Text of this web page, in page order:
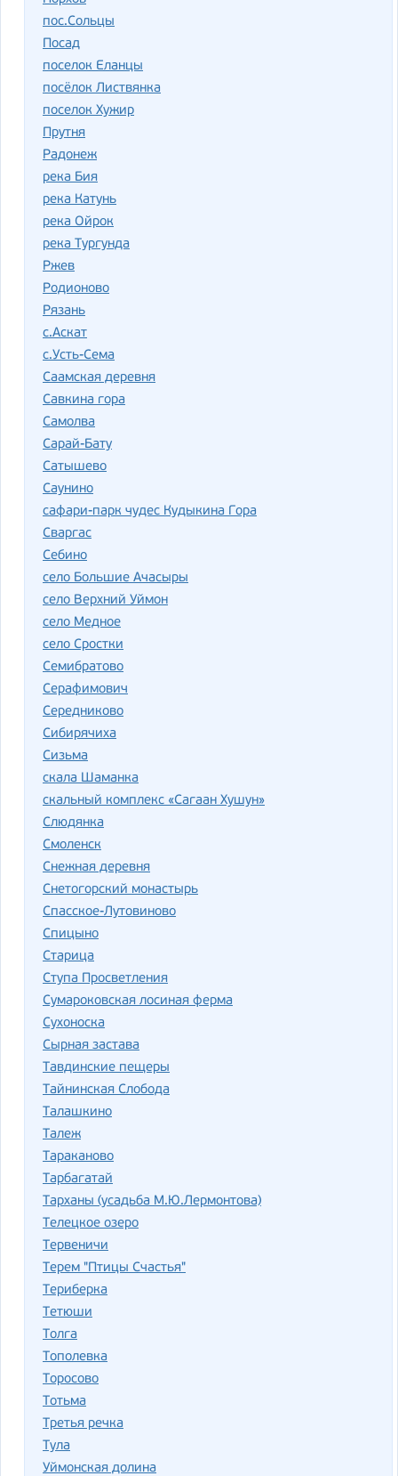
пос.Сольцы
Посад
поселок Еланцы
посёлок Листвянка
поселок Хужир
Прутня
Радонеж
река Бия
река Катунь
река Ойрок
река Тургунда
Ржев
Родионово
Рязань
с.Аскат
с.Усть-Сема
Саамская деревня
Савкина гора
Самолва
Сарай-Бату
Сатышево
Саунино
сафари-парк чудес Кудыкина Гора
Сваргас
Себино
село Большие Ачасыры
село Верхний Уймон
село Медное
село Сростки
Семибратово
Серафимович
Середниково
Сибирячиха
Сизьма
скала Шаманка
скальный комплекс «Сагаан Хушун»
Слюдянка
Смоленск
Снежная деревня
Снетогорский монастырь
Спасское-Лутовиново
Спицыно
Старица
Ступа Просветления
Сумароковская лосиная ферма
Сухоноска
Сырная застава
Тавдинские пещеры
Тайнинская Слобода
Талашкино
Талеж
Тараканово
Тарбагатай
Тарханы (усадьба М.Ю.Лермонтова)
Телецкое озеро
Тервеничи
Терем "Птицы Счастья"
Териберка
Тетюши
Толга
Тополевка
Торосово
Тотьма
Третья речка
Тула
Уймонская долина